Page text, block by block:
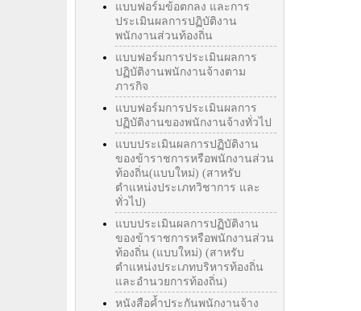
แบบฟอร์มข้อตกลง และการ
ประเมินผลการปฏิบัติงาน
พนักงานส่วนท้องถิ่น
แบบฟอร์มการประเมินผลการ
ปฏิบัติงานพนักงานจ้างตาม
ภารกิจ
แบบฟอร์มการประเมินผลการ
ปฏิบัติงานของพนักงานจ้างทั่วไป
แบบประเมินผลการปฏิบัติงาน
ของข้าราชการหรือพนักงานส่วน
ท้องถิ่น(แบบใหม่) (สาหรับ
ตำแหน่งประเภทวิชาการ และ
ทั่วไป)
แบบประเมินผลการปฏิบัติงาน
ของข้าราชการหรือพนักงานส่วน
ท้องถิ่น (แบบใหม่) (สาหรับ
ตำแหน่งประเภทบริหารท้องถิ่น
และอำนวยการท้องถิ่น)
หนังสือค้ำประกันพนักงานจ้าง